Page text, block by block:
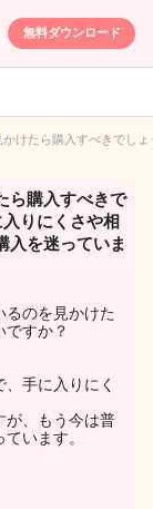
無料ダウンロード
けたら購入すべきでし
ら購入すべきで
りにくさや相
入を迷っていま
るのを見かけた
ですか？
手に入りにく
が、もう今は普
います。